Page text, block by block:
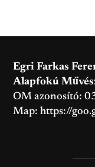
Egri Farkas
Alapfokú
OM azonosító:
Map:https://